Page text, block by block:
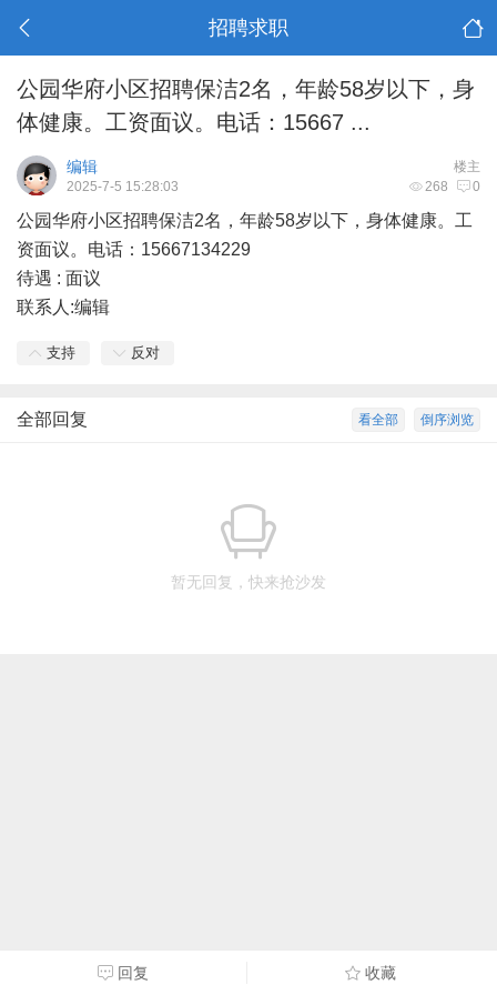
招聘求职
公园华府小区招聘保洁2名，年龄58岁以下，身
体健康。工资面议。电话：15667 ...
楼主
编辑
268 0
2025-7-5 15:28:03
公园华府小区招聘保洁2名，年龄58岁以下，身体健康。工
资面议。电话：15667134229
待遇 : 面议
联系人:编辑
支持 反对
倒序浏览
看全部
全部回复
暂无回复，快来抢沙发
回复 收藏